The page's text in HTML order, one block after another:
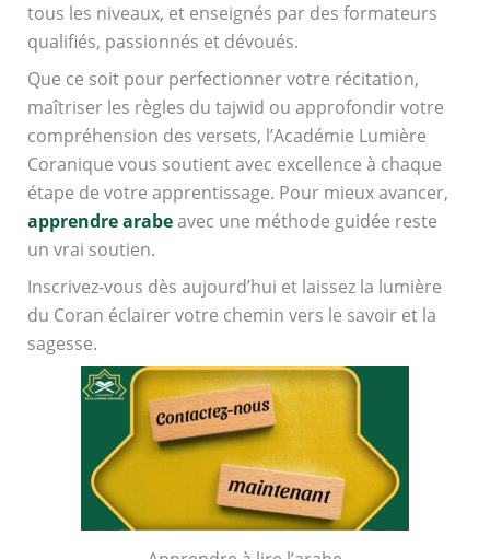
tous les niveaux, et enseignés par des formateurs
qualifiés, passionnés et dévoués.
Que ce soit pour perfectionner votre récitation,
maîtriser les règles du tajwid ou approfondir votre
compréhension des versets, l’Académie Lumière
Coranique vous soutient avec excellence à chaque
étape de votre apprentissage. Pour mieux avancer,
apprendre arabeavec une méthode guidée reste
un vrai soutien.
Inscrivez-vous dès aujourd’hui et laissez la lumière
du Coran éclairer votre chemin vers le savoir et la
sagesse.